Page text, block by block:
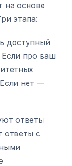
на основе
этапа:
доступный
Если про ваш
нет —
ответы
ответы с